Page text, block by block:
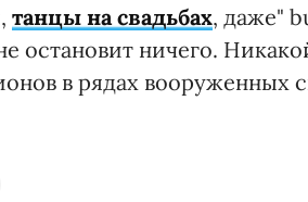
танцы на свадьбах, даже"
остановит ничего.
в рядах вооруженных